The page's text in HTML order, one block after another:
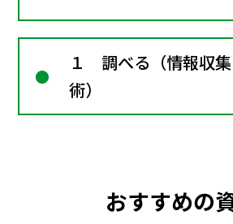
１ 調べる（情報収
術）
おすすめの